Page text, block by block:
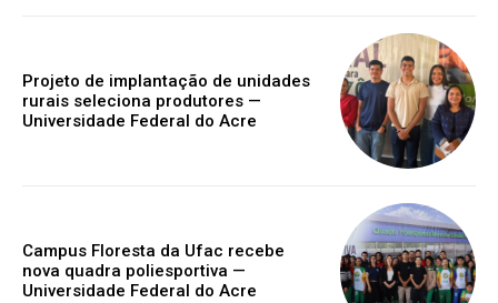
Projeto de implantação de unidades
rurais seleciona produtores —
Universidade Federal do Acre
Campus Floresta da Ufac recebe
nova quadra poliesportiva —
Universidade Federal do Acre